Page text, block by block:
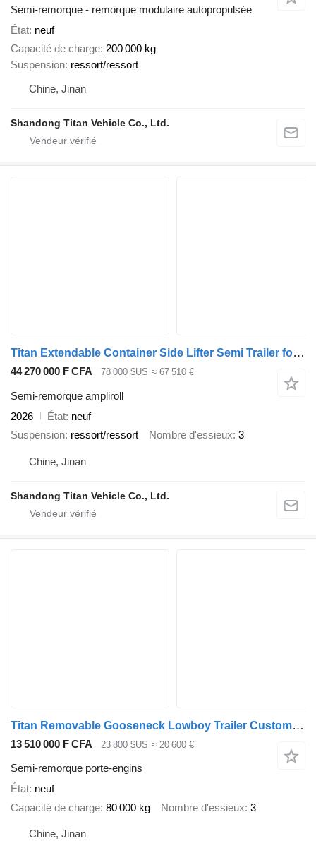
Semi-remorque - remorque modulaire autopropulsée
État neuf
Capacité de charge 200 000 kg
Suspension ressort/ressort
Chine, Jinan
Shandong Titan Vehicle Co., Ltd.
Titan Extendable Container Side Lifter Semi Trailer for Container Hand
44 270 000 F CFA 78 000 $US ≈ 67 510 €
Semi-remorque ampliroll
2026
État neuf
Suspension ressort/ressort Nombre d'essieux 3
Chine, Jinan
Shandong Titan Vehicle Co., Ltd.
Titan Removable Gooseneck Lowboy Trailer Customized for Dominican
13 510 000 F CFA 23 800 $US ≈ 20 600 €
Semi-remorque porte-engins
État neuf
Capacité de charge 80 000 kg Nombre d'essieux 3
Chine, Jinan